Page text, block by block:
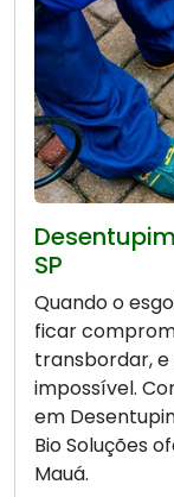
SP
Quando o
ficar
transbordar, e
impossível.
em
Bio Soluções
Mauá.